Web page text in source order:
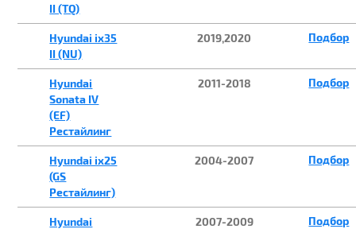
II (TQ)
Hyundai ix35
II (NU)
2019,2020 Подбор
Hyundai
Sonata IV
(EF)
Рестайлинг
2011-2018 Подбор
Hyundai ix25
(GS
Рестайлинг)
2004-2007 Подбор
Hyundai
2007-2009 Подбор